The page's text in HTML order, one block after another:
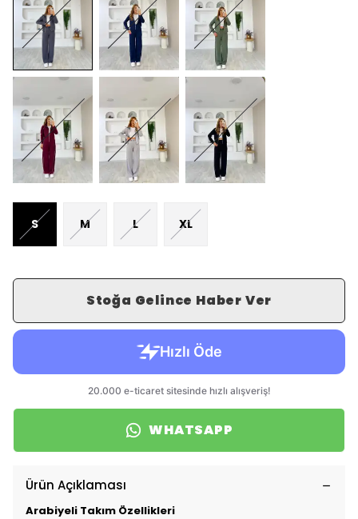
S M L XL
Stoğa Gelince Haber Ver
WHATSAPP
Ürün Açıklaması
Arabiyeli Takım Özellikleri